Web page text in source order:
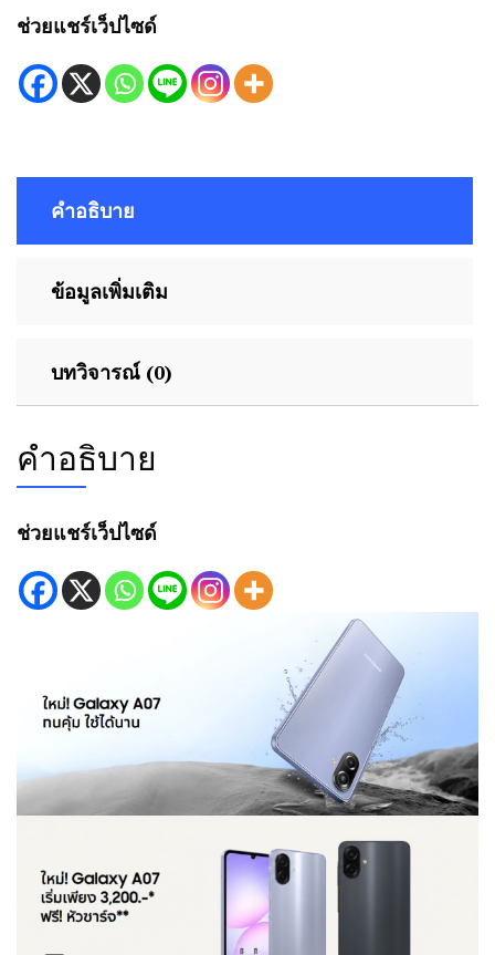
ช่วยแชร์เว็ปไซด์
คำอธิบาย
ข้อมูลเพิ่มเติม
บทวิจารณ์ (0)
คำอธิบาย
ช่วยแชร์เว็ปไซด์